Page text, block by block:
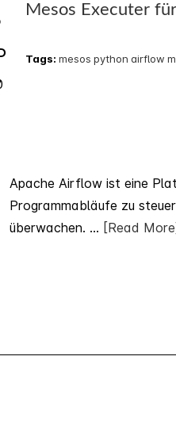
Mesos Executer
Tags: mesos python airflow
Apache Airflow ist eine
Programmabläufe zu
überwachen. ... [Read